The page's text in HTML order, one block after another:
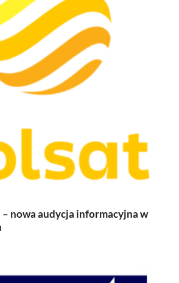
– nowa audycja informacyjna w